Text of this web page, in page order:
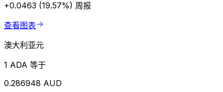
+0.0463 (19.57%) 周报
查看图表
澳大利亚元
1 ADA 等于
0.286948 AUD